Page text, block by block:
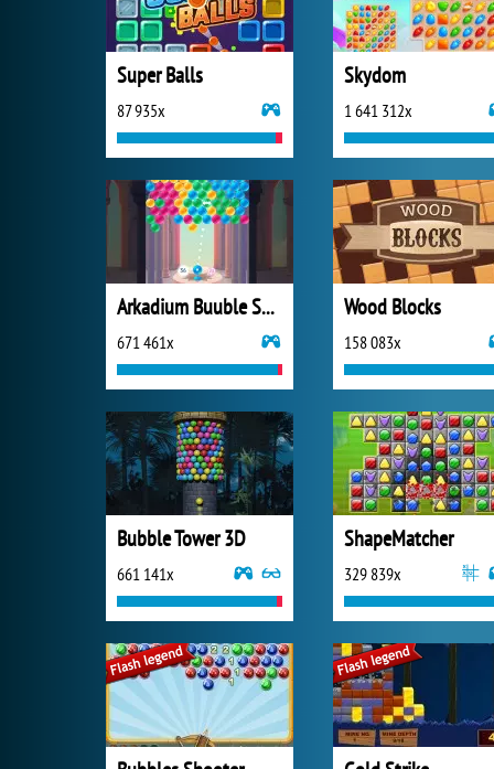
Super Balls
87 935x
Skydom
1 641 312x
Arkadium Buuble Shooter
671 461x
Wood Blocks
158 083x
Bubble Tower 3D
661 141x
ShapeMatcher
329 839x